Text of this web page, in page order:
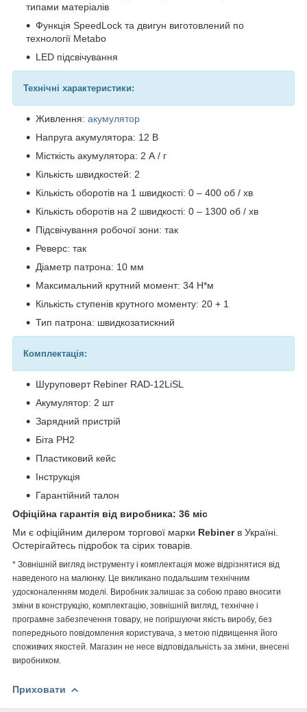
типами матеріалів
Функція SpeedLock та двигун виготовлений по
технології Metabo
LED підсвічування
Технічні характеристики:
Живлення: акумулятор
Напруга акумулятора: 12 В
Місткість акумулятора: 2 А / г
Кількість швидкостей: 2
Кількість оборотів на 1 швидкості: 0 – 400 об / хв
Кількість оборотів на 2 швидкості: 0 – 1300 об / хв
Підсвічування робочої зони: так
Реверс: так
Діаметр патрона: 10 мм
Максимальний крутний момент: 34 Н*м
Кількість ступенів крутного моменту: 20 + 1
Тип патрона: швидкозатискний
Комплектація:
Шуруповерт Rebiner RAD-12LiSL
Акумулятор: 2 шт
Зарядний пристрій
Біта PH2
Пластиковий кейс
Інструкція
Гарантійний талон
Офіційна гарантія від виробника: 36 міс
Ми є офіційним дилером торгової марки Rebinerв Україні.
Остерігайтесь підробок та сірих товарів.
* Зовнішній вигляд інструменту і комплектація може відрізнятися від
наведеного на малюнку. Це викликано подальшим технічним
удосконаленням моделі. Виробник залишає за собою право вносити
зміни в конструкцію, комплектацію, зовнішній вигляд, технічне і
програмне забезпечення товару, не погіршуючи якість виробу, без
попереднього повідомлення користувача, з метою підвищення його
споживчих якостей. Магазин не несе відповідальність за зміни, внесені
виробником.
Приховати